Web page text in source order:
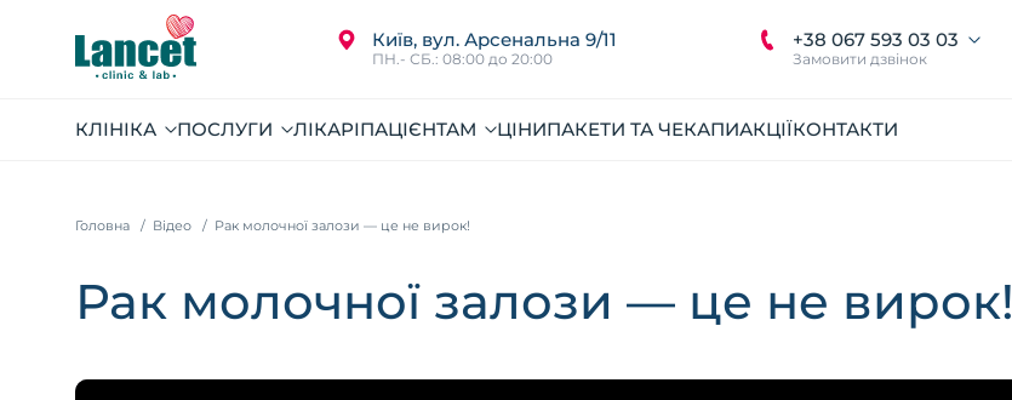
Київ, вул. Арсенальна 9/11
ПН.- СБ.: 08:00 до 20:00
+38 067 593 03 03
Замовити дзвінок
КЛІНІКА ПОСЛУГИ ЛІКАРІПАЦІЄНТАМ ЦІНИПАКЕТИ ТА ЧЕКАПИАКЦІЇКОНТАКТИ
Головна Відео Рак молочної залози — це не вирок!
Рак молочної залози — це не вирок!